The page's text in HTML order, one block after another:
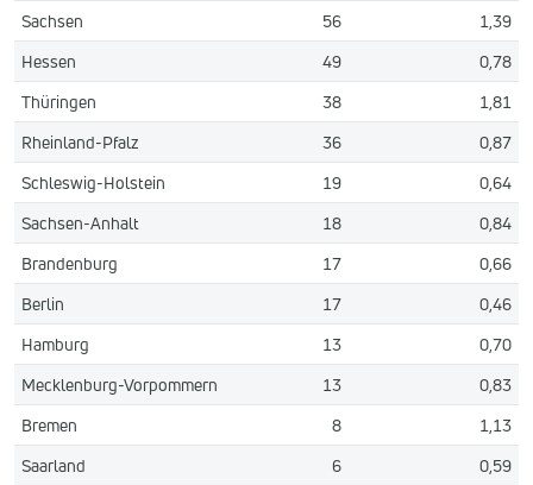
Sachsen
56
1,39
Hessen
49
0,78
Thüringen
38
1,81
Rheinland-Pfalz
36
0,87
Schleswig-Holstein
19
0,64
Sachsen-Anhalt
18
0,84
Brandenburg
17
0,66
Berlin
17
0,46
Hamburg
13
0,70
Mecklenburg-Vorpommern
13
0,83
Bremen
8
1,13
Saarland
6
0,59